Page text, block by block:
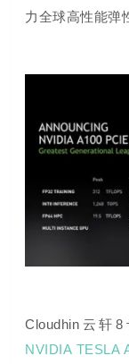
力全球高性能弹
Cloudhin云轩
NVIDIA TESLA